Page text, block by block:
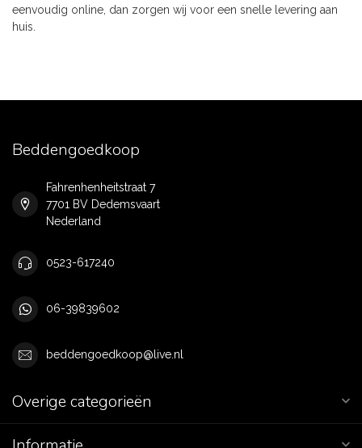
eenvoudig online, dan zorgen wij voor een snelle levering aan
huis.
Beddengoedkoop
Fahrenhenheitstraat 7
7701 BV Dedemsvaart
Nederland
0523-617240
06-39839602
beddengoedkoop@live.nl
Overige categorieën